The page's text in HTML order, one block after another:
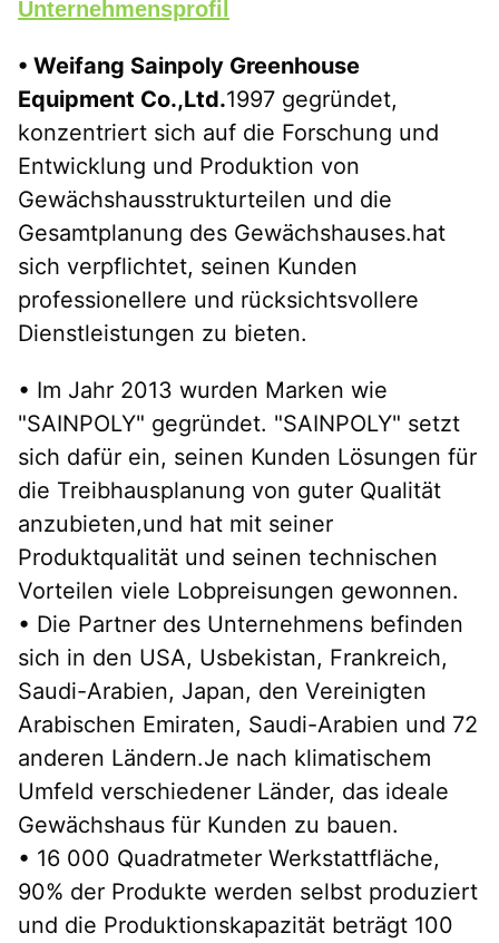
Unternehmensprofil
• Weifang Sainpoly Greenhouse
Equipment Co.,Ltd.1997 gegründet,
konzentriert sich auf die Forschung und
Entwicklung und Produktion von
Gewächshausstrukturteilen und die
Gesamtplanung des Gewächshauses.hat
sich verpflichtet, seinen Kunden
professionellere und rücksichtsvollere
Dienstleistungen zu bieten.
• Im Jahr 2013 wurden Marken wie
"SAINPOLY" gegründet. "SAINPOLY" setzt
sich dafür ein, seinen Kunden Lösungen für
die Treibhausplanung von guter Qualität
anzubieten,und hat mit seiner
Produktqualität und seinen technischen
Vorteilen viele Lobpreisungen gewonnen.
• Die Partner des Unternehmens befinden
sich in den USA, Usbekistan, Frankreich,
Saudi-Arabien, Japan, den Vereinigten
Arabischen Emiraten, Saudi-Arabien und 72
anderen Ländern.Je nach klimatischem
Umfeld verschiedener Länder, das ideale
Gewächshaus für Kunden zu bauen.
• 16 000 Quadratmeter Werkstattfläche,
90% der Produkte werden selbst produziert
und die Produktionskapazität beträgt 100